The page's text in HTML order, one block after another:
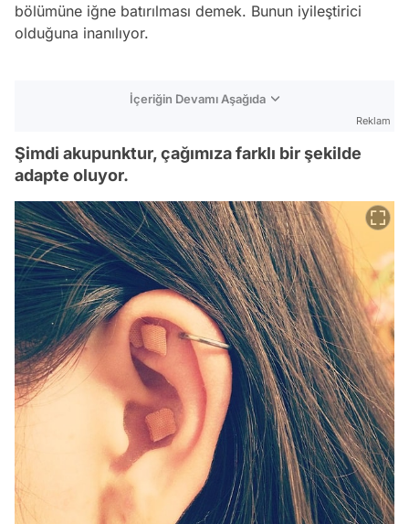
bölümüne iğne batırılması demek. Bunun iyileştirici
olduğuna inanılıyor.
İçeriğin Devamı Aşağıda
Reklam
Şimdi akupunktur, çağımıza farklı bir şekilde
adapte oluyor.